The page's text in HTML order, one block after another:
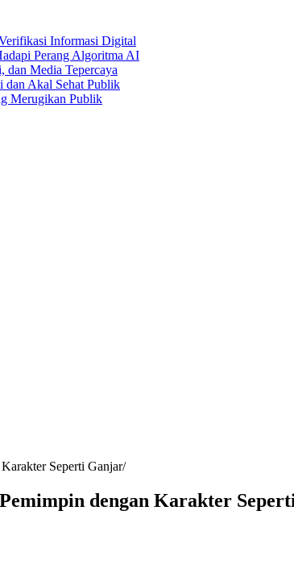
Informasi Digital
Perang Algoritma AI
Media Tepercaya
dan Akal Sehat Publik
Merugikan Publik
Seperti Ganjar
dengan Karakter